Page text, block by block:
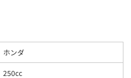
ホンダ
250cc